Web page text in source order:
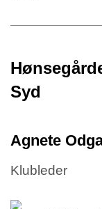
Syd
Agnete
Klubleder